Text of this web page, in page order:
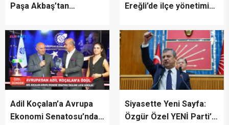
Paşa Akbaş’tan
Ereğli’de ilçe yönetimini
Adil Koçalan’a Avrupa
Ekonomi Senatosu’ndan
Siyasette Yeni Sayfa:
Özgür Özel YENİ Parti’yi